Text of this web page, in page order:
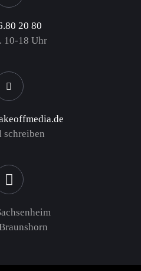
20 80
10-18 Uhr
schreiben